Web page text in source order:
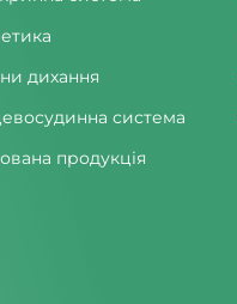
дихання
система
продукція